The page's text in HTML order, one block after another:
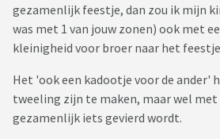
gezamenlijk feestje, dan zou ik mijn
was met 1 van jouw zonen) ook met
kleinigheid voor broer naar het
Het 'ook een kadootje voor de ander'
tweeling zijn te maken, maar wel
gezamenlijk iets gevierd wordt.